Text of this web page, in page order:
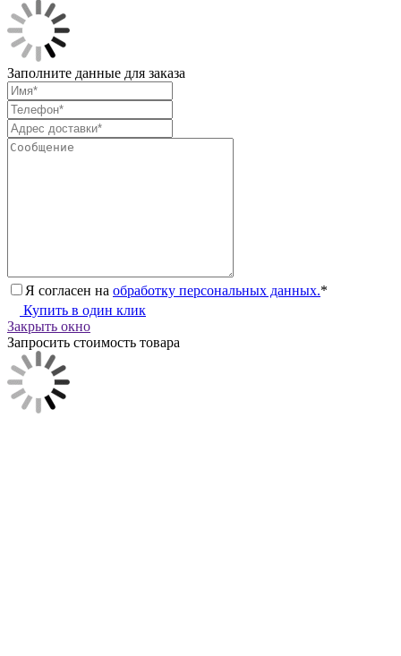
Заполните данные для заказа
Я согласен на обработку персональных данных.*
Купить в один клик
Закрыть окно
Запросить стоимость товара